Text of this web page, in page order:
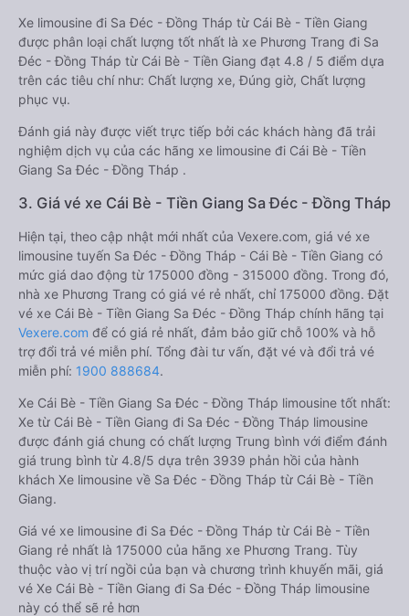
Xe limousine đi Sa Đéc - Đồng Tháp từ Cái Bè - Tiền Giang
được phân loại chất lượng tốt nhất là xe Phương Trang đi Sa
Đéc - Đồng Tháp từ Cái Bè - Tiền Giang đạt 4.8 / 5 điểm dựa
trên các tiêu chí như: Chất lượng xe, Đúng giờ, Chất lượng
phục vụ.
Đánh giá này được viết trực tiếp bởi các khách hàng đã trải
nghiệm dịch vụ của các hãng xe limousine đi Cái Bè - Tiền
Giang Sa Đéc - Đồng Tháp .
3. Giá vé xe Cái Bè - Tiền Giang Sa Đéc - Đồng Tháp
Hiện tại, theo cập nhật mới nhất của Vexere.com, giá vé xe
limousine tuyến Sa Đéc - Đồng Tháp - Cái Bè - Tiền Giang có
mức giá dao động từ 175000 đồng - 315000 đồng. Trong đó,
nhà xe Phương Trang có giá vé rẻ nhất, chỉ 175000 đồng. Đặt
vé xe Cái Bè - Tiền Giang Sa Đéc - Đồng Tháp chính hãng tại
Vexere.com để có giá rẻ nhất, đảm bảo giữ chỗ 100% và hỗ
trợ đổi trả vé miễn phí. Tổng đài tư vấn, đặt vé và đổi trả vé
miễn phí: 1900 888684.
Xe Cái Bè - Tiền Giang Sa Đéc - Đồng Tháp limousine tốt nhất:
Xe từ Cái Bè - Tiền Giang đi Sa Đéc - Đồng Tháp limousine
được đánh giá chung có chất lượng Trung bình với điểm đánh
giá trung bình từ 4.8/5 dựa trên 3939 phản hồi của hành
khách Xe limousine về Sa Đéc - Đồng Tháp từ Cái Bè - Tiền
Giang.
Giá vé xe limousine đi Sa Đéc - Đồng Tháp từ Cái Bè - Tiền
Giang rẻ nhất là 175000 của hãng xe Phương Trang. Tùy
thuộc vào vị trí ngồi của bạn và chương trình khuyến mãi, giá
vé Xe Cái Bè - Tiền Giang đi Sa Đéc - Đồng Tháp limousine
này có thể sẽ rẻ hơn